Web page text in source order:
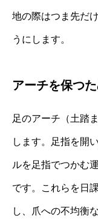
地の際はつま先だ
うにします。
アーチを保つ
足のアーチ（土踏
します。足指を開
ルを足指でつかむ
です。これらを日
し、爪への不均衡